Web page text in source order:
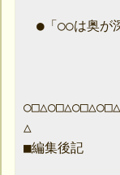
●「○○は奥が
△
■編集後記